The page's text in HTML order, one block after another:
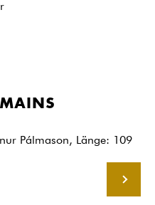
Pálmason, Länge: 109